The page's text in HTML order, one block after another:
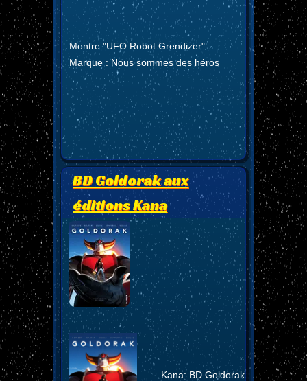
Montre "UFO Robot Grendizer"
Marque : Nous sommes des héros
BD Goldorak aux
éditions Kana
Kana: BD Goldorak